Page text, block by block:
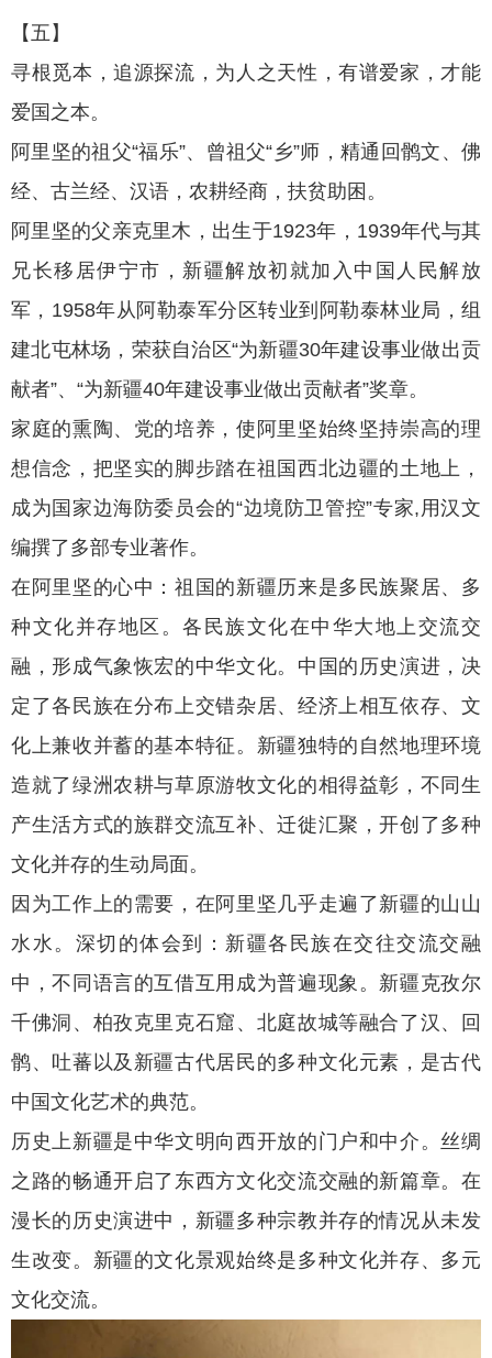
【五】
寻根觅本，追源探流，为人之天性，有谱爱家，才能
爱国之本。
阿里坚的祖父“福乐”、曾祖父“乡”师，精通回鹘文、佛
经、古兰经、汉语，农耕经商，扶贫助困。
阿里坚的父亲克里木，出生于1923年，1939年代与其
兄长移居伊宁市，新疆解放初就加入中国人民解放
军，1958年从阿勒泰军分区转业到阿勒泰林业局，组
建北屯林场，荣获自治区“为新疆30年建设事业做出贡
献者”、“为新疆40年建设事业做出贡献者”奖章。
家庭的熏陶、党的培养，使阿里坚始终坚持崇高的理
想信念，把坚实的脚步踏在祖国西北边疆的土地上，
成为国家边海防委员会的“边境防卫管控”专家,用汉文
编撰了多部专业著作。
在阿里坚的心中：祖国的新疆历来是多民族聚居、多
种文化并存地区。各民族文化在中华大地上交流交
融，形成气象恢宏的中华文化。中国的历史演进，决
定了各民族在分布上交错杂居、经济上相互依存、文
化上兼收并蓄的基本特征。新疆独特的自然地理环境
造就了绿洲农耕与草原游牧文化的相得益彰，不同生
产生活方式的族群交流互补、迁徙汇聚，开创了多种
文化并存的生动局面。
因为工作上的需要，在阿里坚几乎走遍了新疆的山山
水水。深切的体会到：新疆各民族在交往交流交融
中，不同语言的互借互用成为普遍现象。新疆克孜尔
千佛洞、柏孜克里克石窟、北庭故城等融合了汉、回
鹘、吐蕃以及新疆古代居民的多种文化元素，是古代
中国文化艺术的典范。
历史上新疆是中华文明向西开放的门户和中介。丝绸
之路的畅通开启了东西方文化交流交融的新篇章。在
漫长的历史演进中，新疆多种宗教并存的情况从未发
生改变。新疆的文化景观始终是多种文化并存、多元
文化交流。